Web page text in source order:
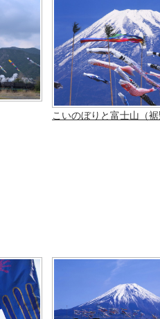
こいのぼりと富士山（裾